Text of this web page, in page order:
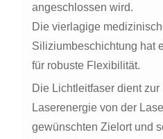
angeschlossen wird.
Die vierlagige
Siliziumbeschichtung hat
für robuste Flexibilität.
Die Lichtleitfaser dient
Laserenergie von der
gewünschten Zielort und